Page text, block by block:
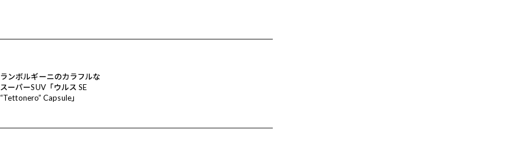
ランボルギーニのカラフルな
スーパーSUV「ウルス SE
“Tettonero” Capsule」